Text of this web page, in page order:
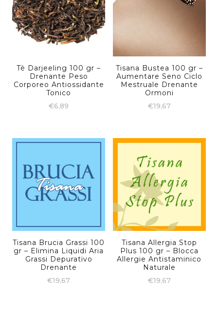
Tè Darjeeling 100 gr –
Drenante Peso
Corporeo Antiossidante
Tonico
€6,89
Tisana Bustea 100 gr –
Aumentare Seno Ciclo
Mestruale Drenante
Ormoni
€19,67
Tisana Brucia Grassi 100
gr – Elimina Liquidi Aria
Grassi Depurativo
Drenante
€19,67
Tisana Allergia Stop
Plus 100 gr – Blocca
Allergie Antistaminico
Naturale
€19,67